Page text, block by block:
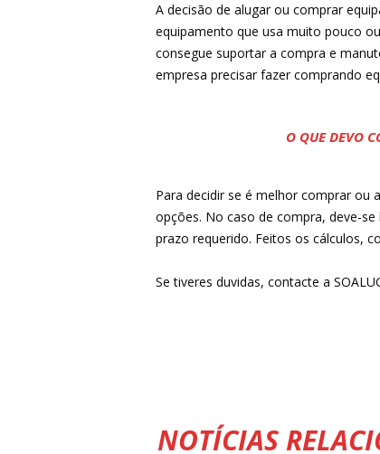
A decisão de alugar ou comprar
equipamento que usa muito pouco
consegue suportar a compra e
empresa precisar fazer comprando
O QUE DEVO
Para decidir se é melhor comprar ou
opções. No caso de compra, deve-
prazo requerido. Feitos os cálculos,
Se tiveres duvidas, contacte a
NOTÍCIAS